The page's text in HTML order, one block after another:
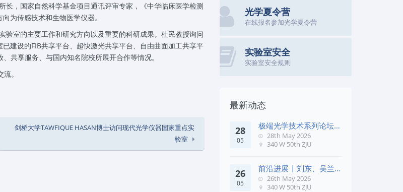
，国家自然科学基金项目通讯评审专家，《中华临床医学检测
为传感技术和生物医学仪器。
室的主要工作和研究方向以及重要的科研成果。杜民教授询问
建设的FIB共享平台、超快激光共享平台、自由曲面加工共享平
共享服务、与国内知名院校所展开合作等情况。
。
剑桥大学TAWFIQUE HASAN博士访问现代光学仪器国家重点实
验室
光学夏令营
在线报名参加光学夏令营
实验室安全
实验室安全规则
最新动态
28
05
极端光学技术系列论坛第
五十七期
28th May 2026
340 W 50th ZJU
26
05
前沿进展 | 刘东、吴兰
团队在《Remote Sens. E
26th May 2026
340 W 50th ZJU